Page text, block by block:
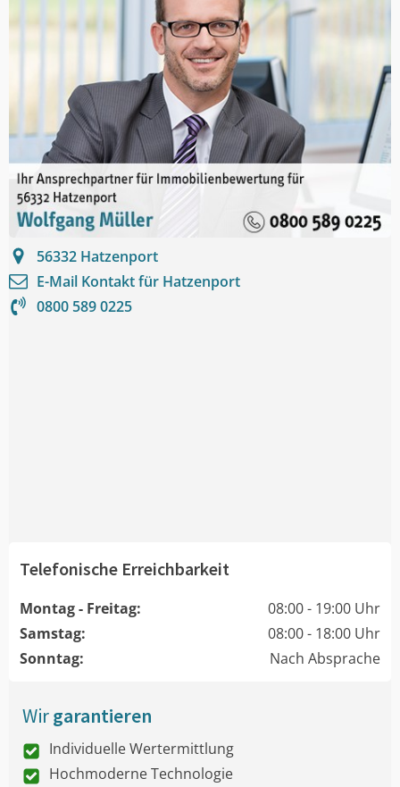
56332 Hatzenport
E-Mail Kontakt für Hatzenport
0800 589 0225
Telefonische Erreichbarkeit
Montag - Freitag:
08:00 - 19:00 Uhr
Samstag:
08:00 - 18:00 Uhr
Sonntag:
Nach Absprache
Wirgarantieren
Individuelle Wertermittlung
Hochmoderne Technologie